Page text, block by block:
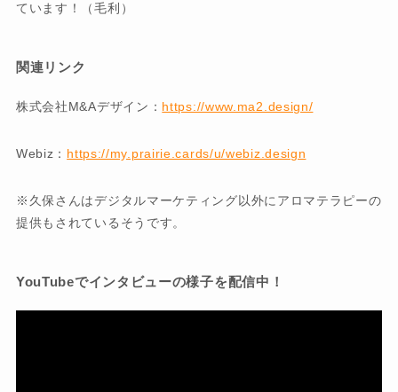
ています！（毛利）
関連リンク
株式会社M&Aデザイン： https://www.ma2.design/
Webiz： https://my.prairie.cards/u/webiz.design
※久保さんはデジタルマーケティング以外にアロマテラピーの
提供もされているそうです。
YouTubeでインタビューの様子を配信中！